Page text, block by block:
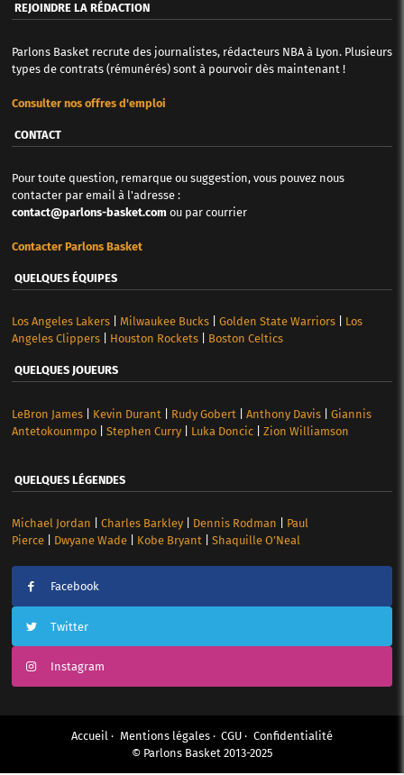
REJOINDRE LA RÉDACTION
Parlons Basket recrute des journalistes, rédacteurs NBA à Lyon. Plusieurs
types de contrats (rémunérés) sont à pourvoir dès maintenant !
Consulter nos offres d'emploi
CONTACT
Pour toute question, remarque ou suggestion, vous pouvez nous
contacter par email à l'adresse :
contact@parlons-basket.com ou par courrier
Contacter Parlons Basket
QUELQUES ÉQUIPES
Los Angeles Lakers| Milwaukee Bucks| Golden State Warriors| Los
Angeles Clippers| Houston Rockets| Boston Celtics
QUELQUES JOUEURS
LeBron James| Kevin Durant Rudy Gobert Anthony Davis| Giannis
Antetokounmpo| Stephen Curry| Luka Doncic| Zion Williamson
QUELQUES LÉGENDES
Michael Jordan Charles Barkley| Dennis Rodman
Paul
Pierce| Dwyane Wade| Kobe Bryant| Shaquille O’Neal
Facebook
Twitter
Instagram
Accueil Mentions légales CGU
Confidentialité
© Parlons Basket 2013-2025